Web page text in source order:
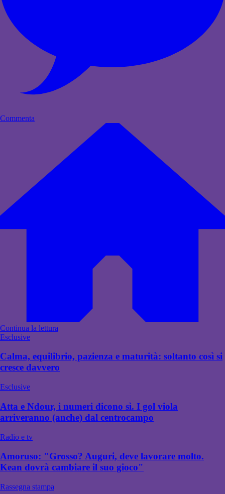
Commenta
Continua la lettura
Esclusive
Calma, equilibrio, pazienza e maturità: soltanto così si
cresce davvero
Esclusive
Atta e Ndour, i numeri dicono sì. I gol viola
arriveranno (anche) dal centrocampo
Radio e tv
Amoruso: "Grosso? Auguri, deve lavorare molto.
Kean dovrà cambiare il suo gioco"
Rassegna stampa